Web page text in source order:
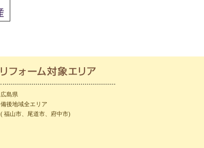
広島県
備後地域全エリア
( 福山市、尾道市、府中市)